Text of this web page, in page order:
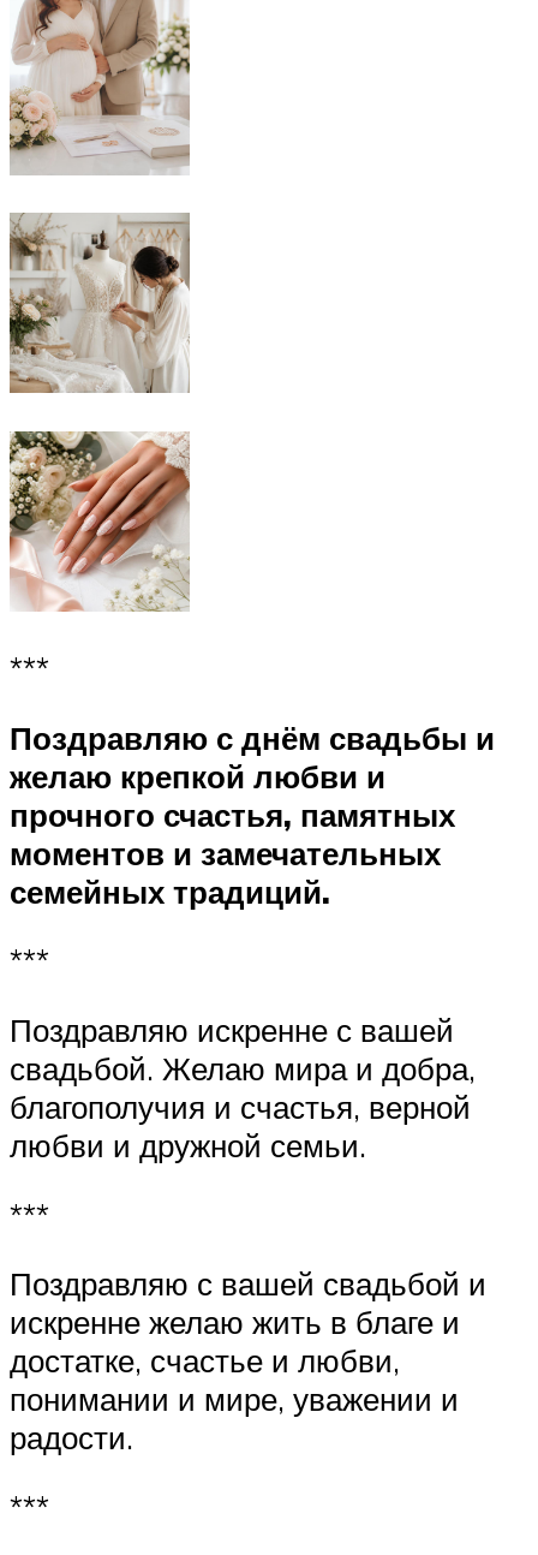
***
Поздравляю с днём свадьбы и
желаю крепкой любви и
прочного счастья, памятных
моментов и замечательных
семейных традиций.
***
Поздравляю искренне с вашей
свадьбой. Желаю мира и добра,
благополучия и счастья, верной
любви и дружной семьи.
***
Поздравляю с вашей свадьбой и
искренне желаю жить в благе и
достатке, счастье и любви,
понимании и мире, уважении и
радости.
***